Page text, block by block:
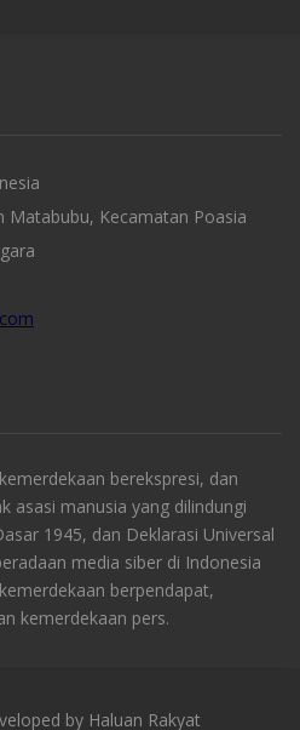
Matabubu, Kecamatan Poasia
berekspresi, dan
asasi manusia yang dilindungi
1945, dan Deklarasi Universal
media siber di Indonesia
berpendapat,
kemerdekaan pers.
by Haluan Rakyat